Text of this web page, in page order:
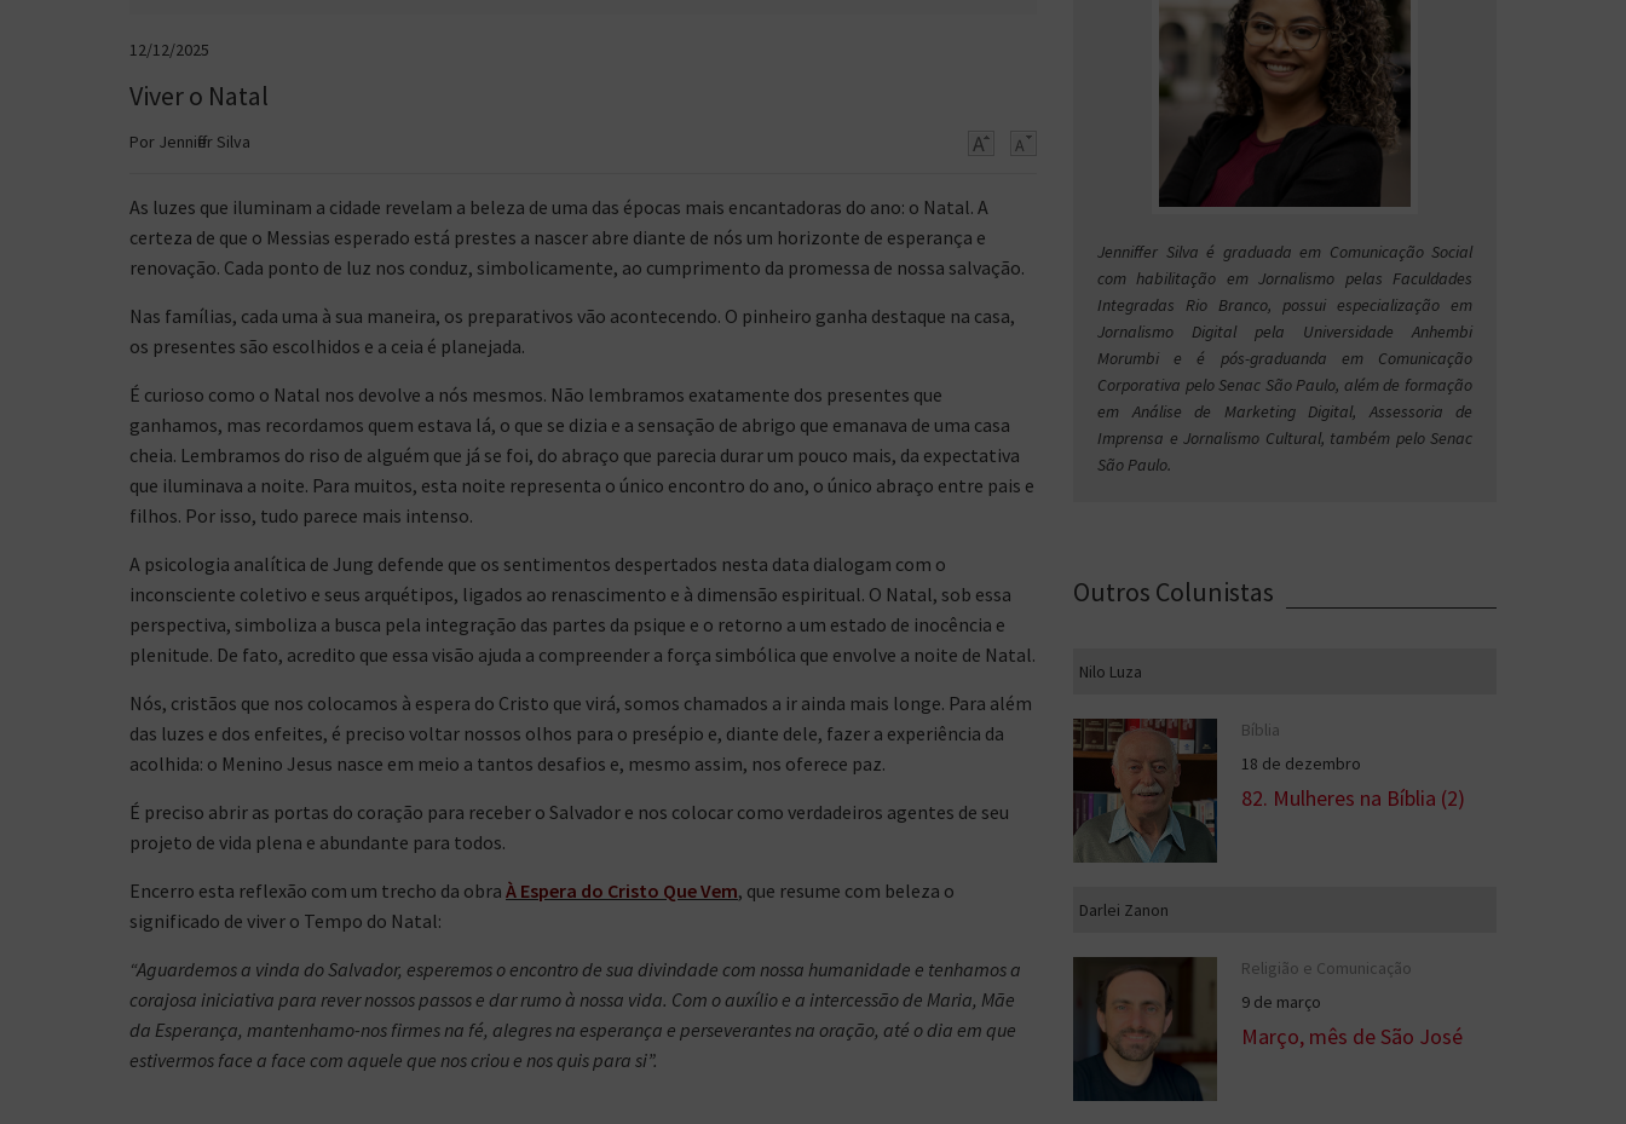
12/12/2025
Viver o Natal
Por Jenniffer Silva
As luzes que iluminam a cidade revelam a beleza de uma das épocas mais encantadoras do ano: o Natal. A
certeza de que o Messias esperado está prestes a nascer abre diante de nós um horizonte de esperança e
renovação. Cada ponto de luz nos conduz, simbolicamente, ao cumprimento da promessa de nossa salvação.
Nas famílias, cada uma à sua maneira, os preparativos vão acontecendo. O pinheiro ganha destaque na casa,
os presentes são escolhidos e a ceia é planejada.
É curioso como o Natal nos devolve a nós mesmos. Não lembramos exatamente dos presentes que
ganhamos, mas recordamos quem estava lá, o que se dizia e a sensação de abrigo que emanava de uma casa
cheia. Lembramos do riso de alguém que já se foi, do abraço que parecia durar um pouco mais, da expectativa
que iluminava a noite. Para muitos, esta noite representa o único encontro do ano, o único abraço entre pais e
filhos. Por isso, tudo parece mais intenso.
A psicologia analítica de Jung defende que os sentimentos despertados nesta data dialogam com o
inconsciente coletivo e seus arquétipos, ligados ao renascimento e à dimensão espiritual. O Natal, sob essa
perspectiva, simboliza a busca pela integração das partes da psique e o retorno a um estado de inocência e
plenitude. De fato, acredito que essa visão ajuda a compreender a força simbólica que envolve a noite de Natal.
Nós, cristãos que nos colocamos à espera do Cristo que virá, somos chamados a ir ainda mais longe. Para além
das luzes e dos enfeites, é preciso voltar nossos olhos para o presépio e, diante dele, fazer a experiência da
acolhida: o Menino Jesus nasce em meio a tantos desafios e, mesmo assim, nos oferece paz.
É preciso abrir as portas do coração para receber o Salvador e nos colocar como verdadeiros agentes de seu
projeto de vida plena e abundante para todos.
Encerro esta reflexão com um trecho da obra À Espera do Cristo Que Vem, que resume com beleza o
significado de viver o Tempo do Natal:
“Aguardemos a vinda do Salvador, esperemos o encontro de sua divindade com nossa humanidade e tenhamos a
corajosa iniciativa para rever nossos passos e dar rumo à nossa vida. Com o auxílio e a intercessão de Maria, Mãe
da Esperança, mantenhamo-nos firmes na fé, alegres na esperança e perseverantes na oração, até o dia em que
estivermos face a face com aquele que nos criou e nos quis para si”.
Jenniffer Silva é graduada em Comunicação Social
com habilitação em Jornalismo pelas Faculdades
Integradas Rio Branco, possui especialização em
Jornalismo Digital pela Universidade Anhembi
Morumbi e é pós-graduanda em Comunicação
Corporativa pelo Senac São Paulo, além de formação
em Análise de Marketing Digital, Assessoria de
Imprensa e Jornalismo Cultural, também pelo Senac
São Paulo.
Outros Colunistas
Nilo Luza
Bíblia
18 de dezembro
82. Mulheres na Bíblia (2)
Darlei Zanon
Religião e Comunicação
9 de março
Março, mês de São José